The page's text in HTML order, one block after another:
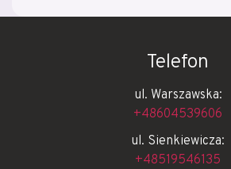
Telefon
ul. Warszawska:
+48604539606
ul. Sienkiewicza:
+48519546135